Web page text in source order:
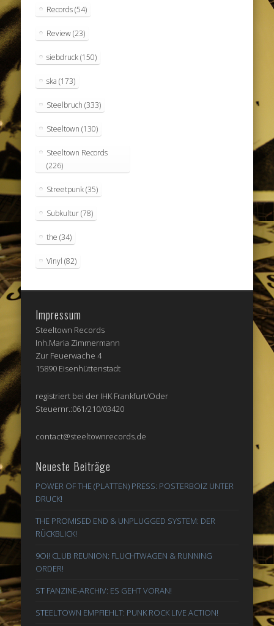
Records(54)
Review(23)
siebdruck(150)
ska (173)
Steelbruch (333)
Steeltown (130)
Steeltown Records
(226)
Streetpunk(35)
Subkultur(78)
the (34)
Vinyl (82)
Impressum
Steeltown Records
Inh.Maria Zimmermann
Zur Feuerwache 4
15890 Eisenhüttenstadt
registriert bei der IHK Frankfurt/Oder
Steuernr.:061/210/03420
contact@steeltownrecords.de
Neueste Beiträge
POWER OF THE (PLATTEN) PRESS: POSTERBOIZ UNTER
DRUCK!
THE PROMISED END & UNPLUGGED SYSTEM: DER
RÜCKBLICK!
9Oi! CLUB REUNION: FLUCHTWAGEN & RUNNING
ORDER!
ST FANZINE-ARCHIV: ES GEHT VORAN!
STEELTOWN EMPFIEHLT: PUNK ROCK LIVE ACTION!